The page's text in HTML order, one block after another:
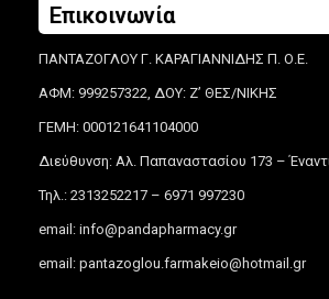
Επικοινωνία
ΠΑΝΤΑΖΟΓΛΟΥ Γ. ΚΑΡΑΓΙΑΝΝΙΔΗΣ Π. Ο.Ε.
ΑΦΜ: 999257322, ΔΟΥ: Ζ’ ΘΕΣ/ΝΙΚΗΣ
ΓΕΜΗ: 000121641104000
Διεύθυνση: Αλ. Παπαναστασίου 173 –
Τηλ.: 2313252217 – 6971 997230
email: info@pandapharmacy.gr
email: pantazoglou.farmakeio@hotmail.gr